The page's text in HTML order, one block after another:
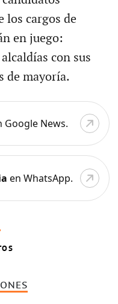
los cargos de
en juego:
con sus
de mayoría.
Google News.
en WhatsApp.